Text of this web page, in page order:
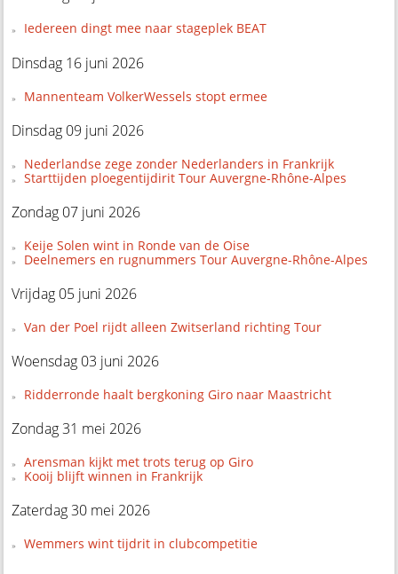
Iedereen dingt mee naar stageplek BEAT
Dinsdag 16 juni 2026
Mannenteam VolkerWessels stopt ermee
Dinsdag 09 juni 2026
Nederlandse zege zonder Nederlanders in Frankrijk
Starttijden ploegentijdirit Tour Auvergne-Rhône-Alpes
Zondag 07 juni 2026
Keije Solen wint in Ronde van de Oise
Deelnemers en rugnummers Tour Auvergne-Rhône-Alpes
Vrijdag 05 juni 2026
Van der Poel rijdt alleen Zwitserland richting Tour
Woensdag 03 juni 2026
Ridderronde haalt bergkoning Giro naar Maastricht
Zondag 31 mei 2026
Arensman kijkt met trots terug op Giro
Kooij blijft winnen in Frankrijk
Zaterdag 30 mei 2026
Wemmers wint tijdrit in clubcompetitie